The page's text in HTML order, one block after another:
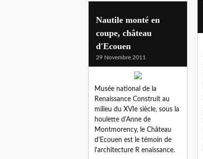
Nautile monté en
coupe, château
d'Ecouen
29 Novembre 2011
Musée national de la
Renaissance Construit au
milieu du XVIe siècle, sous la
houlette d'Anne de
Montmorency, le Château
d'Ecouen est le témoin de
l'architecture R enaissance.